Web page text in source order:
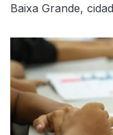
Baixa Grande,